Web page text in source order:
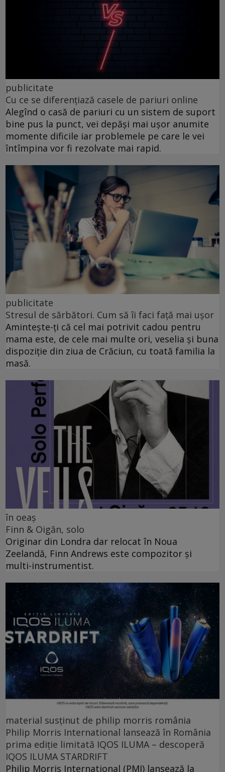
publicitate
Cu ce se diferențiază casele de pariuri online
Alegînd o casă de pariuri cu un sistem de suport
bine pus la punct, vei depăși mai ușor anumite
momente dificile iar problemele pe care le vei
întîmpina vor fi rezolvate mai rapid.
publicitate
Stresul de sărbători. Cum să îi faci față mai ușor
Amintește-ți că cel mai potrivit cadou pentru
mama este, de cele mai multe ori, veselia și buna
dispoziție din ziua de Crăciun, cu toată familia la
masă.
în oeaș
Finn & Oigăn, solo
Originar din Londra dar relocat în Noua
Zeelandă, Finn Andrews este compozitor și
multi-instrumentist.
material susținut de philip morris românia
Philip Morris International lansează în România
prima ediție limitată IQOS ILUMA – descoperă
IQOS ILUMA STARDRIFT
Philip Morris International (PMI) lansează la